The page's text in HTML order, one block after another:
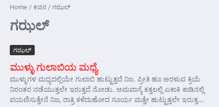
Home /ಕವನ /ಗಝಲ್
ಗಝಲ್
ಗಝಲ್
ಮುಳ್ಳು ಗುಲಾಬಿಯ ಮಧ್ಯೆ
ಮುಳ್ಳುಗಳ ಮಧ್ಯದಲ್ಲಿಯೇ ಗುಲಾಬಿ ಹುಟ್ಟುತ್ತದೆ ನಿಜ. ಪ್ರೀತಿ ಹೂ ಅರಳುವ ಕ್ರಿಯೆ
ನಿರಂತರ ನಡೆಯುತ್ತಲೇ ಇರುತ್ತದೆ ನೋಡು. ಅಮವಾಸ್ಯೆ ಕತ್ತಲಲ್ಲಿ ಏಕಾಕಿ ಕಾಡಿನಲ್ಲಿ
ಪಯಣಿಸುತ್ತೇನೆ ನಿಜ, ರಾತ್ರಿ ಕಳೆದುಹೋದ ಸೂರ್ಯ ಮತ್ತೇ ಹುಟ್ಟುತ್ತಲೇ ಇರುತ್ತ...